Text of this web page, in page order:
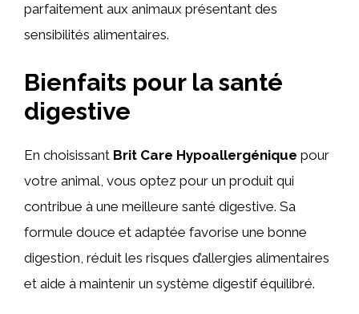
parfaitement aux animaux présentant des
sensibilités alimentaires.
Bienfaits pour la santé
digestive
En choisissant Brit Care Hypoallergénique pour
votre animal, vous optez pour un produit qui
contribue à une meilleure santé digestive. Sa
formule douce et adaptée favorise une bonne
digestion, réduit les risques d’allergies alimentaires
et aide à maintenir un système digestif équilibré.